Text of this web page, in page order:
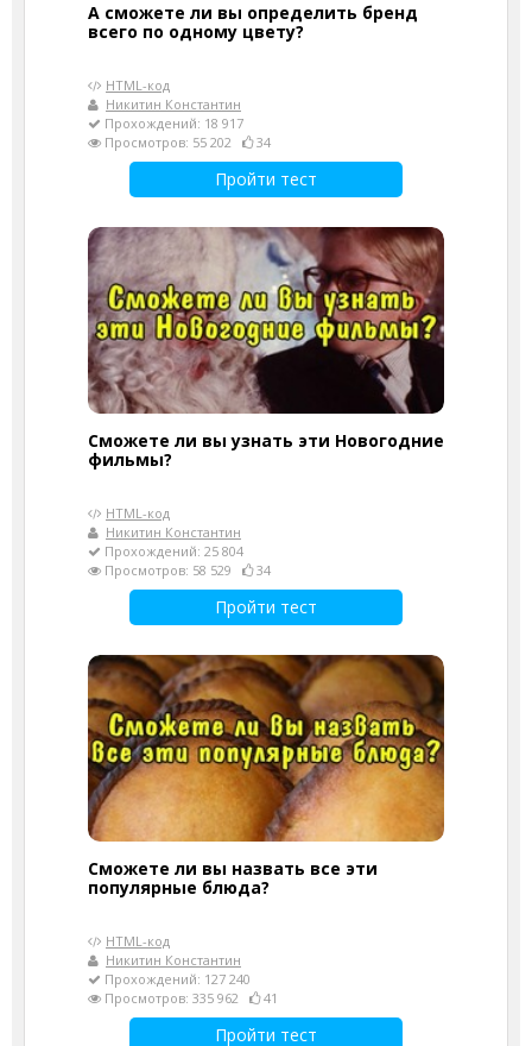
А сможете ли вы определить бренд
всего по одному цвету?
HTML-код
Никитин Константин
Прохождений: 18 917
Просмотров: 55 202
34
Пройти тест
Сможете ли вы узнать эти Новогодние
фильмы?
HTML-код
Никитин Константин
Прохождений: 25 804
Просмотров: 58 529
34
Пройти тест
Сможете ли вы назвать все эти
популярные блюда?
HTML-код
Никитин Константин
Прохождений: 127 240
Просмотров: 335 962
41
Пройти тест